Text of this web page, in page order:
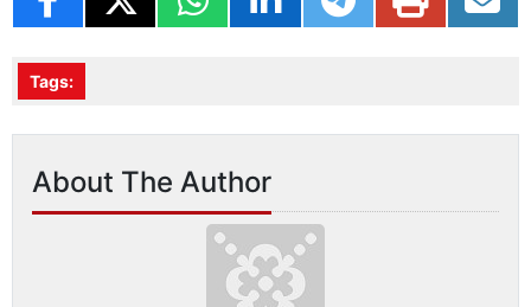
Tags:
About The Author